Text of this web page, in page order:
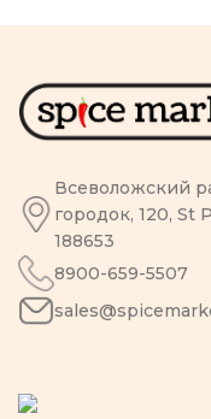
Всеволожский
городок, 120, St
188653
8900-659-5507